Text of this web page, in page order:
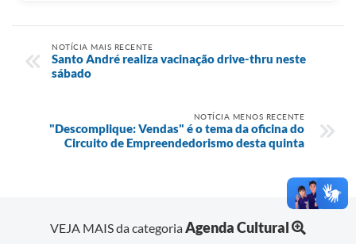
NOTÍCIA MAIS RECENTE
Santo André realiza vacinação drive-thru neste
sábado
NOTÍCIA MENOS RECENTE
"Descomplique: Vendas" é o tema da oficina do
Circuito de Empreendedorismo desta quinta
VEJA MAIS da categoriaAgenda Cultural